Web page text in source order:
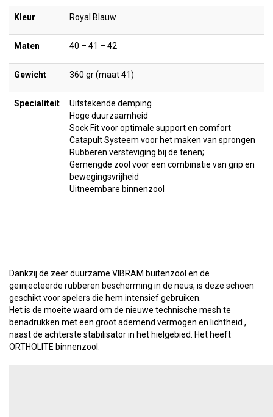
Kleur Royal Blauw
Maten 40 – 41 – 42
Gewicht 360 gr (maat 41)
Specialiteit
Uitstekende demping
Hoge duurzaamheid
Sock Fit voor optimale support en comfort
Catapult Systeem voor het maken van sprongen
Rubberen versteviging bij de tenen;
Gemengde zool voor een combinatie van grip en
bewegingsvrijheid
Uitneembare binnenzool
Dankzij de zeer duurzame VIBRAM buitenzool en de
geïnjecteerde rubberen bescherming in de neus, is deze schoen
geschikt voor spelers die hem intensief gebruiken.
Het is de moeite waard om de nieuwe technische mesh te
benadrukken met een groot ademend vermogen en lichtheid.,
naast de achterste stabilisator in het hielgebied. Het heeft
ORTHOLITE binnenzool.